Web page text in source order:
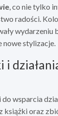
, co nie tylko
radości.
wydarzeniu
nowe stylizacje.
i
wsparcia
książki oraz